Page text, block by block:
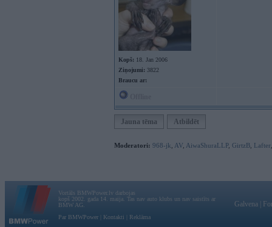
Kopš: 18. Jan 2006
Ziņojumi: 3822
Braucu ar:
Jauna tēma Atbildēt
Moderatori: 968-jk AV AiwaShuraLLP, GirtzB Lafter
Vortāls BMWPower.lv darbojas
kopš 2002. gada 14. maija. Tas nav auto klubs un nav saistīts ar
BMW AG.
Par BMWPower
Kontakti Reklāma
Galvena